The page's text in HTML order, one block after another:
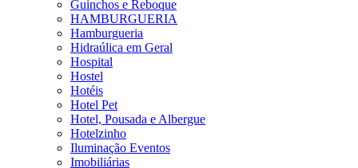
Guinchos e Reboque
HAMBURGUERIA
Hamburgueria
Hidraúlica em Geral
Hospital
Hostel
Hotéis
Hotel Pet
Hotel, Pousada e Albergue
Hotelzinho
Iluminação Eventos
Imobiliárias